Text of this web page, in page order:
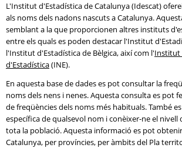
L'Institut d'Estadística de Catalunya (Idescat)
als noms dels nadons nascuts a Catalunya.
semblant a la que proporcionen altres instituts
entre els quals es poden destacar l'Institut
l'Institut d'Estadística de Bèlgica, així com l'Institut
d'Estadística(INE).
En aquesta base de dades es pot consultar la
noms dels nens i nenes. Aquesta consulta es pot
de freqüències dels noms més habituals. També
específica de qualsevol nom i conèixer-ne el nivell
tota la població. Aquesta informació es pot
Catalunya, per províncies, per àmbits del Pla